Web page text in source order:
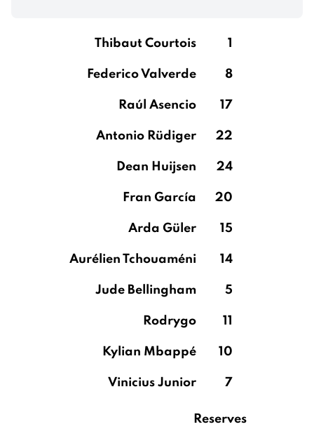
Thibaut Courtois 1
Federico Valverde 8
Raúl Asencio 17
Antonio Rüdiger 22
Dean Huijsen 24
Fran García 20
Arda Güler 15
Aurélien Tchouaméni 14
Jude Bellingham 5
Rodrygo 11
Kylian Mbappé 10
Vinicius Junior 7
Reserves